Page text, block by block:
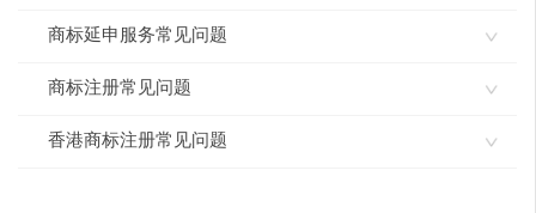
买商标和注册商标的对比
买家商标交易操作流程
商标购买人需要具备条件
商标延申服务常见问题
商标变更
商标续展
商标注册常见问题
商标使用类问题
香港商标注册常见问题